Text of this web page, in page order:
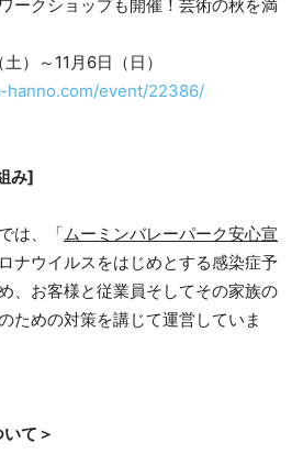
ークショップも開催！芸術の秋を満
）～11月6日（日）
hanno.com/event/22386/
み]
は、「ムーミンバレーパーク安心宣
ナウイルスをはじめとする感染症予
、お客様と従業員そしてその家族の
ための対策を講じて運営していま
て＞